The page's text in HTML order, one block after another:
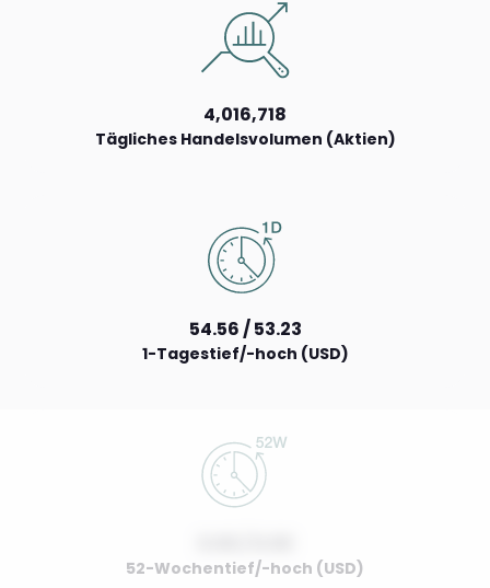
4,016,718
Tägliches Handelsvolumen (Aktien)
54.56 / 53.23
1-Tagestief/-hoch (USD)
52-Wochentief/-hoch (USD)